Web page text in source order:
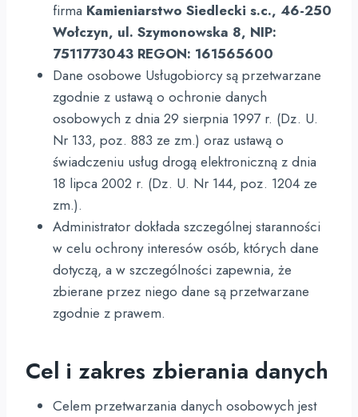
firma Kamieniarstwo Siedlecki s.c., 46-250
Wołczyn, ul. Szymonowska 8, NIP:
7511773043 REGON: 161565600
Dane osobowe Usługobiorcy są przetwarzane
zgodnie z ustawą o ochronie danych
osobowych z dnia 29 sierpnia 1997 r. (Dz. U.
Nr 133, poz. 883 ze zm.) oraz ustawą o
świadczeniu usług drogą elektroniczną z dnia
18 lipca 2002 r. (Dz. U. Nr 144, poz. 1204 ze
zm.).
Administrator dokłada szczególnej staranności
w celu ochrony interesów osób, których dane
dotyczą, a w szczególności zapewnia, że
zbierane przez niego dane są przetwarzane
zgodnie z prawem.
Cel i zakres zbierania danych
Celem przetwarzania danych osobowych jest